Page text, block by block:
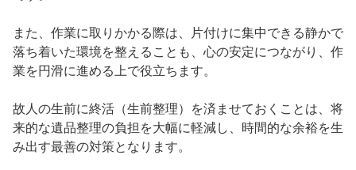
また、作業に取りかかる際は、片付けに集中できる静かで
落ち着いた環境を整えることも、心の安定につながり、作
業を円滑に進める上で役立ちます。
故人の生前に終活（生前整理）を済ませておくことは、将
来的な遺品整理の負担を大幅に軽減し、時間的な余裕を生
み出す最善の対策となります。